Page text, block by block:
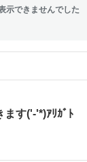
示できませんでした
ます('-'*)ｱﾘｶﾞﾄ